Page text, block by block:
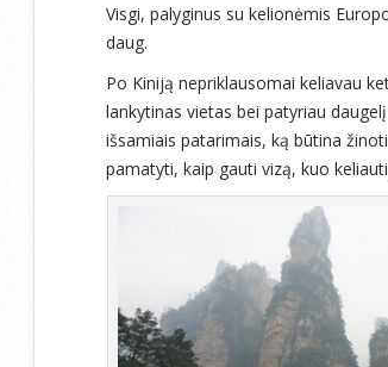
Visgi, palyginus su kelionėmis
daug.
Po Kiniją nepriklausomai keliavau
lankytinas vietas bei patyriau
išsamiais patarimais, ką būtina
pamatyti, kaip gauti vizą, kuo